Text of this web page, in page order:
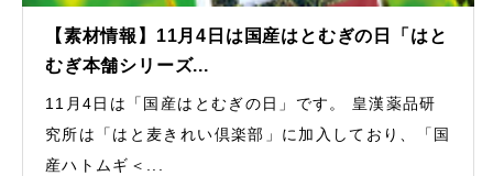
【素材情報】11月4日は国産はとむぎの日「はと
むぎ本舗シリーズ...
11月4日は「国産はとむぎの日」です。 皇漢薬品研
究所は「はと麦きれい倶楽部」に加入しており、「国
産ハトムギ＜...